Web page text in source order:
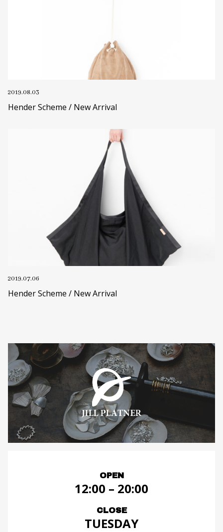
2019.08.03
Hender Scheme / New Arrival
2019.07.06
Hender Scheme / New Arrival
OPEN
12:00 – 20:00
CLOSE
TUESDAY